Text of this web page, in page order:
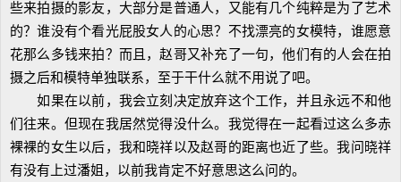
些来拍摄的影友，大部分是普通人，又能有几个纯粹是为了艺术
的？谁没有个看光屁股女人的心思？不找漂亮的女模特，谁愿意
花那么多钱来拍？而且，赵哥又补充了一句，他们有的人会在拍
摄之后和模特单独联系，至于干什么就不用说了吧。
如果在以前，我会立刻决定放弃这个工作，并且永远不和他
们往来。但现在我居然觉得没什么。我觉得在一起看过这么多赤
裸裸的女生以后，我和晓祥以及赵哥的距离也近了些。我问晓祥
有没有上过潘姐，以前我肯定不好意思这么问的。